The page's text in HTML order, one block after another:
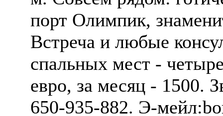
порт Олимпик,
Встреча и любые
спальных мест -
евро, за месяц - 1500.
650-935-882. Э-мейл: